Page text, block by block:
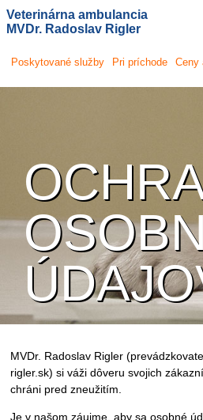
Veterinárna ambulancia
MVDr. Radoslav Rigler
Poskytovanéslužby Pri príchode Ceny
MVDr. Radoslav Rigler
rigler.sk) si váži dôveru svojich
chráni pred zneužitím.
Je v našom záujme, aby sa osobné